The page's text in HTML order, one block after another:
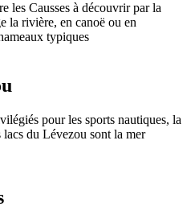
les Causses à découvrir par la
la rivière, en canoë ou en
typiques
pour les sports nautiques, la
lacs du Lévezou sont la mer